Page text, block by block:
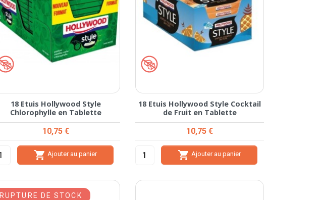
18 Etuis Hollywood Style
Chlorophylle en Tablette
Prix
10,75 €
 Ajouter au panier
18 Etuis Hollywood Style Cocktail
de Fruit en Tablette
Prix
10,75 €
 Ajouter au panier
RUPTURE DE STOCK